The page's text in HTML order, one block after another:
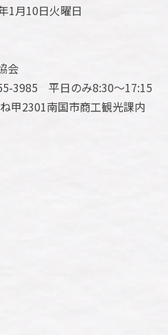
月10日火曜日
会
3985 平日のみ8:30～17:15
甲2301南国市商工観光課内